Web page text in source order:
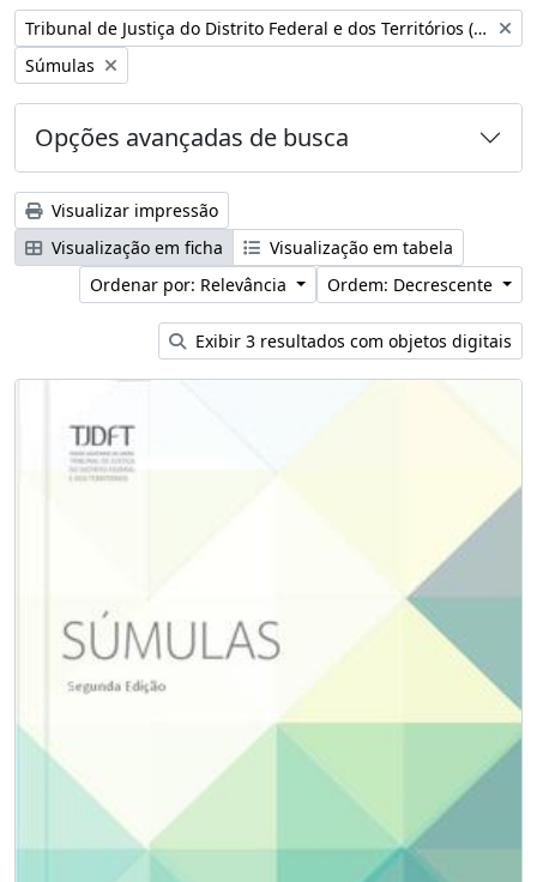
Remover filtro:
Tribunal de Justiça do Distrito Federal e dos Territórios (Brasil)
Remover filtro:
Súmulas
Opções avançadas de busca
Visualizar impressão
Visualização em ficha
Visualização em tabela
Ordenar por: Relevância
Ordem: Decrescente
Exibir 3 resultados com objetos digitais